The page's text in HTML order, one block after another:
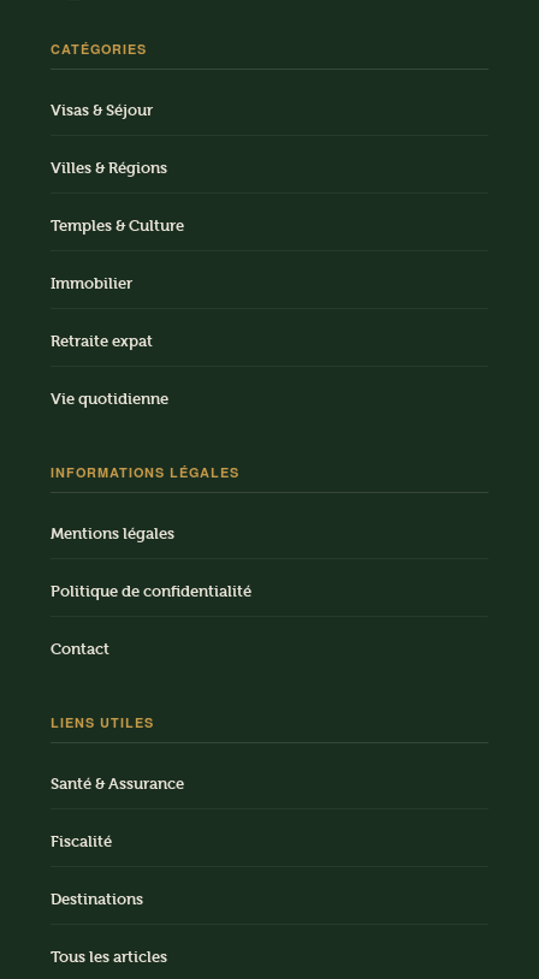
CATÉGORIES
Visas & Séjour
Villes & Régions
Temples & Culture
Immobilier
Retraite expat
Vie quotidienne
INFORMATIONS LÉGALES
Mentions légales
Politique de confidentialité
Contact
LIENS UTILES
Santé & Assurance
Fiscalité
Destinations
Tous les articles